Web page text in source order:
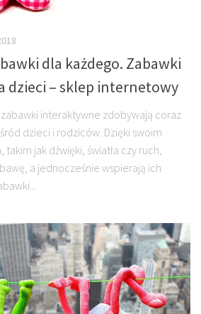
dla każdego. Zabawki
dzieci – sklep internetowy
interaktywne zdobywają coraz
dzieci i rodziców. Dzięki swoim
jak dźwięki, światła czy ruch,
a jednocześnie wspierają ich